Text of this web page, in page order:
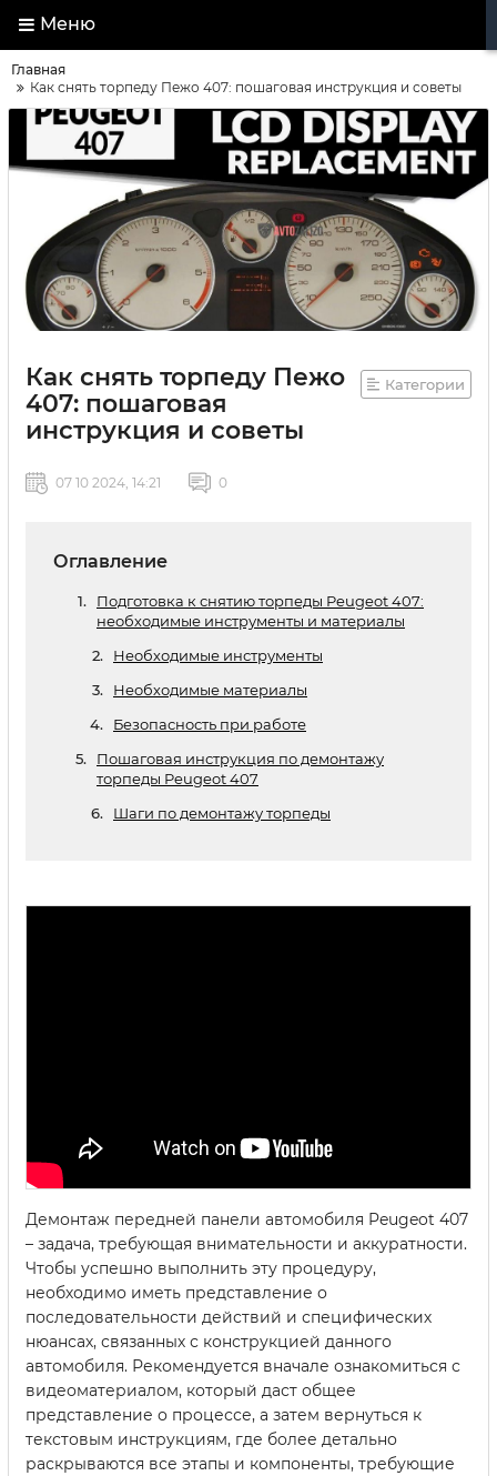
Меню
Главная
Как снять торпеду Пежо 407: пошаговая инструкция и советы
Как снять торпеду Пежо
407: пошаговая
инструкция и советы
Категории
07 10 2024, 14:21 0
Оглавление
Подготовка к снятию торпеды Peugeot 407:
необходимые инструменты и материалы
Необходимые инструменты
Необходимые материалы
Безопасность при работе
Пошаговая инструкция по демонтажу
торпеды Peugeot 407
Шаги по демонтажу торпеды
Демонтаж передней панели автомобиля Peugeot 407
– задача, требующая внимательности и аккуратности.
Чтобы успешно выполнить эту процедуру,
необходимо иметь представление о
последовательности действий и специфических
нюансах, связанных с конструкцией данного
автомобиля. Рекомендуется вначале ознакомиться с
видеоматериалом, который даст общее
представление о процессе, а затем вернуться к
текстовым инструкциям, где более детально
раскрываются все этапы и компоненты, требующие